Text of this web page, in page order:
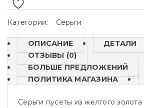
Категории: Серьги
ОПИСАНИЕ
ДЕТАЛИ
ОТЗЫВЫ (0)
БОЛЬШЕ ПРЕДЛОЖЕНИЙ
ПОЛИТИКА МАГАЗИНА
Серьги пусеты из желтого